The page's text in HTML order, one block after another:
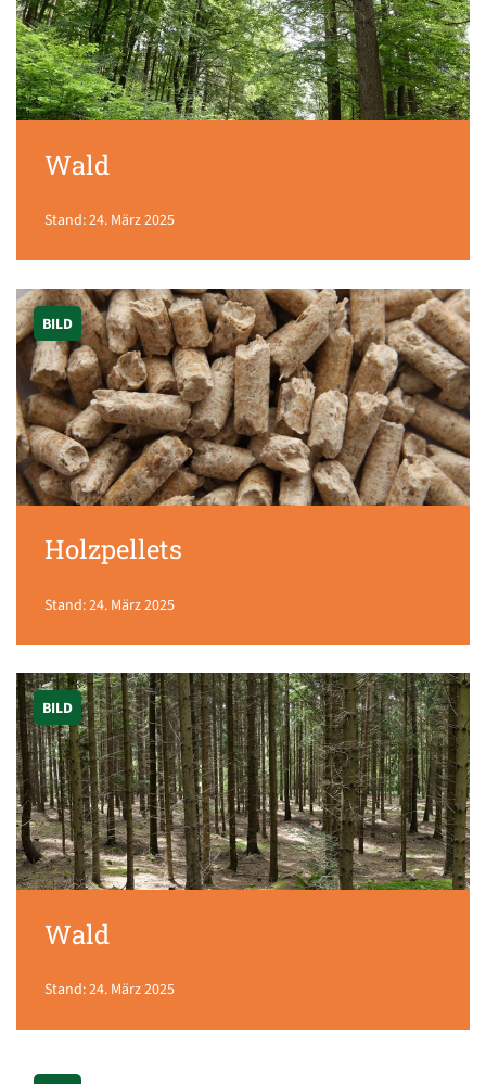
Wald
Stand: 24. März 2025
BILD
Holzpellets
Stand: 24. März 2025
BILD
Wald
Stand: 24. März 2025